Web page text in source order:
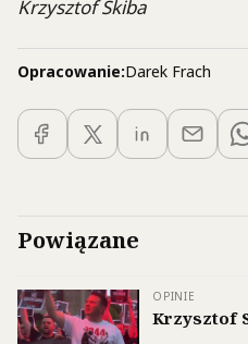
Krzysztof Skiba
Opracowanie:Darek Frach
Powiązane
OPINIE
Krzysztof